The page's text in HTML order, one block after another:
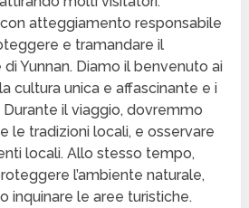
atteggiamento responsabile
e tramandare il
Yunnan. Diamo il benvenuto ai
cultura unica e affascinante e i
Durante il viaggio, dovremmo
le tradizioni locali, e osservare
locali. Allo stesso tempo,
l’ambiente naturale,
inquinare le aree turistiche.